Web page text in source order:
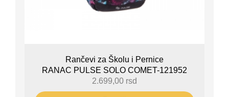
Rančevi za Školu i Pernice
RANAC PULSE SOLO COMET-121952
2.699,00 rsd